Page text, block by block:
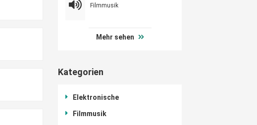
Filmmusik
Mehr sehen
Kategorien
Elektronische
Filmmusik